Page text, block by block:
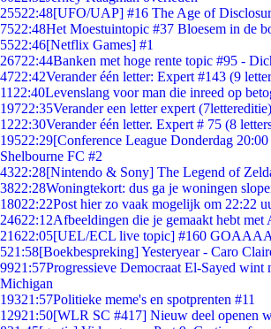
25522:48[UFO/UAP] #16 The Age of
7522:48Het Moestuintopic #37 Bloesem in de
5522:46[Netflix Games] #1
26722:44Banken met hoge rente topic #95 -
4722:42Verander één letter: Expert #143 (9
11 22:40Levenslang voor man die inreed op
19722:35Verander een letter expert
1222:30Verander één letter. Expert # 75 (8
19522:29[Conference League Donderdag
Shelbourne FC #2
4322:28[Nintendo & Sony] The Legend of
3822:28Woningtekort: dus ga je woningen
18022:22Post hier zo vaak mogelijk om 22:22
24622:12Afbeeldingen die je gemaakt hebt met
21622:05[UEL/ECL live topic] #160
521:58[Boekbespreking] Yesteryear - Caro
9921:57Progressieve Democraat El-Sayed
Michigan
19321:57Politieke meme's en spotprenten #11
12921:50[WLR SC #417] Nieuw deel openen